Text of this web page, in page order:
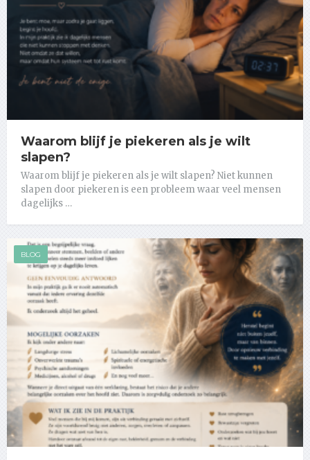
Waarom blijf je piekeren als je wilt
slapen?
Waarom blijf je piekeren als je wilt slapen? Niet kunnen
slapen door piekeren is een probleem waar veel mensen
dagelijks …
BLOG